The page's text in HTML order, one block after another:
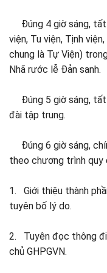
Đúng 4 giờ sáng, tất
viện, Tu viện, Tịnh
chung là Tự Viện)
Nhã rước lễ Đản sanh.
Đúng 5 giờ sáng, tất
đài tập trung.
Đúng 6 giờ sáng,
theo chương trình quy
1. Giới thiệu thành
tuyên bố lý do.
2. Tuyên đọc thông
chủ GHPGVN.